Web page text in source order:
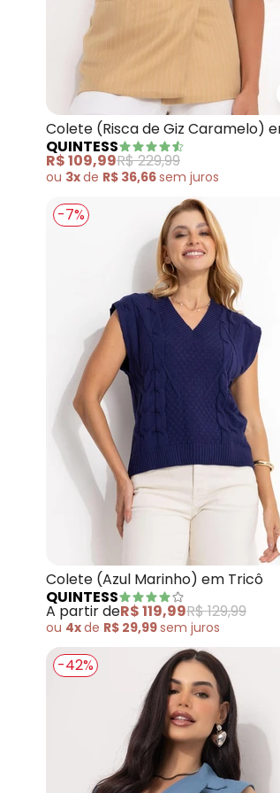
Colete (Risca de Giz Caramelo)
Alfaiataria
QUINTESS
R$ 109,99R$ 229,99
ou 3xde R$ 36,66sem juros
-7%
Colete (Azul Marinho) em Tricô
QUINTESS
A partir deR$ 119,99R$ 129,99
ou 4xde R$ 29,99sem juros
-42%